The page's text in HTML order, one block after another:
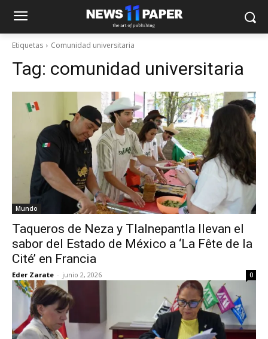
Etiquetas Comunidad universitaria
Tag: comunidad universitaria
Mundo
Taqueros de Neza y Tlalnepantla llevan el
sabor del Estado de México a ‘La Fête de la
Cité’ en Francia
Eder Zarate - junio 2, 2026 0